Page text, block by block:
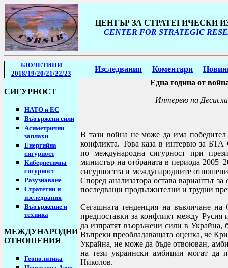
ЦЕНТЪР ЗА СТРАТЕГИЧЕСКИ
CENTER FOR STRATEGIC
БЮЛЕТИНИ
2018/19/20/21/22/23 Изследвания Коментари
СИГУРНОСТ
НАТО и ЕС
Въоържени сили
Асиметрични
заплахи
Енергийна
сигурност
Кибернетична
сигурност
Разузнаване
Стратегии и
изследвания
Въоържение и
техника
МЕЖДУНАРОДНИ
ОТНОШЕНИЯ
Геополитика
Една година от
Интервю на
В тази война не може да има
конфликта. Това каза в интервю за
по международна сигурност при
министър на отбраната в периода
сигурността и международните
Според анализатора остава вариантът
последващи продължителни и трудни
Сегашната тенденция на въвличане
предпоставки за конфликт между Русия
да изпратят въоръжени сили в
Въпреки преобладаващата оценка, че
Украйна, не може да бъде отвоюван,
на тези украински амбиции могат да
Николов.